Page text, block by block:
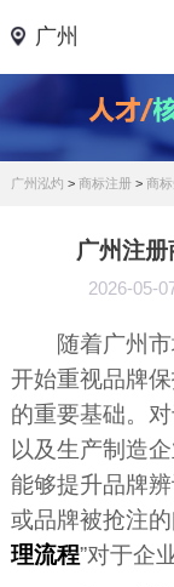
广州
广州泓灼 > 商标注册> 商
广州注
2026-05-
随着广州
开始重视品牌
的重要基础。
以及生产制造
能够提升品牌
或品牌被抢注
理流程”对于企